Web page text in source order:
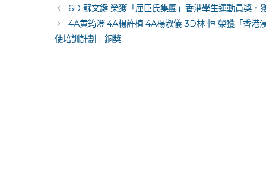
Post
navigation
6D 蘇文鍵 榮獲「屈臣氏集團」香港學生運動員獎，
4A黄筠澄 4A楊許植 4A楊淑儀 3D林 恒 榮獲「香港
使培訓計劃」銅獎